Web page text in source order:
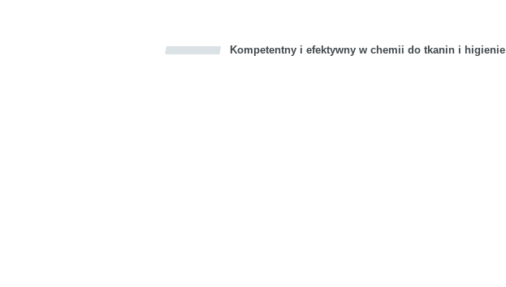
Kompetentny i efektywny w chemii do tkanin i higienie